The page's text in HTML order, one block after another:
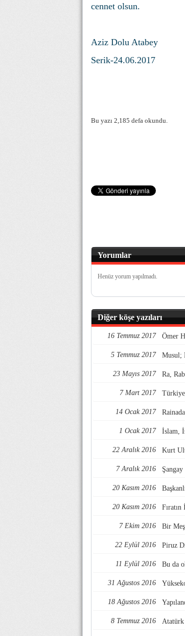
cennet olsun.
Aziz Dolu Atabey
Serik-24.06.2017
Bu yazı 2,185 defa okundu.
Yorumlar
Henüz yorum yapılmadı.
Diğer köşe yazıları
16 Temmuz 2017 Ömer
5 Temmuz 2017 Musul;
23 Mayıs 2017 Ra,
7 Mart 2017
14 Ocak 2017
1 Ocak 2017 İslam,
22 Aralık 2016 Kurt
7 Aralık 2016
20 Kasım 2016
20 Kasım 2016
7 Ekim 2016 Bir
22 Eylül 2016 Piruz
11 Eylül 2016 Bu da
31 Ağustos 2016
18 Ağustos 2016
8 Temmuz 2016 Atatürk